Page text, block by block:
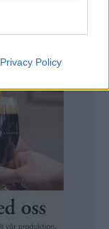
Privacy Policy